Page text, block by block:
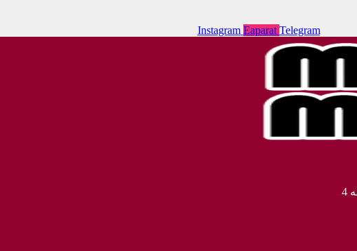
Instagram Eaparat Telegram